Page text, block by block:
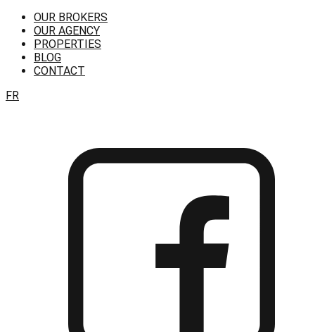
OUR BROKERS
OUR AGENCY
PROPERTIES
BLOG
CONTACT
FR